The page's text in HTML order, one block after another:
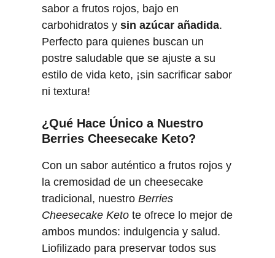
a
k
e
K
e
t
–
7
g
sabor a frutos rojos, bajo en
carbohidratos y sin azúcar añadida.
Perfecto para quienes buscan un
postre saludable que se ajuste a su
estilo de vida keto, ¡sin sacrificar sabor
ni textura!
¿Qué Hace Único a Nuestro
Berries Cheesecake Keto?
Con un sabor auténtico a frutos rojos y
la cremosidad de un cheesecake
tradicional, nuestro Berries
Cheesecake Keto te ofrece lo mejor de
ambos mundos: indulgencia y salud.
Liofilizado para preservar todos sus